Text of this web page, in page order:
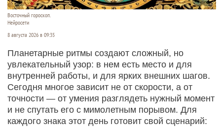
Восточный гороскоп.
Нейросети
8 августа 2026 в 09:35
Планетарные ритмы создают сложный, но
увлекательный узор: в нем есть место и для
внутренней работы, и для ярких внешних шагов.
Сегодня многое зависит не от скорости, а от
точности — от умения разглядеть нужный момент
и не спутать его с мимолетным порывом. Для
каждого знака этот день готовит свой сценарий: